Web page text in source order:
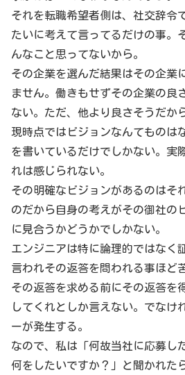
それを転職希望者側は、社交辞
たいに考えて言ってるだけの事。
んなこと思ってないから。
その企業を選んだ結果はその企業
ません。働きもせずその企業の良
ない。ただ、他より良さそうだか
現時点ではビジョンなんてものは
を書いているだけでしかない。実
れは感じられない。
その明確なビジョンがあるのはそ
のだから自身の考えがその御社の
に見合うかどうかでしかない。
エンジニアは特に論理的ではなく
言われその返答を問われる事ほど
その返答を求める前にその返答を
してくれとしか言えない。でなけ
ーが発生する。
なので、私は「何故当社に応募し
何をしたいですか？」と聞かれた